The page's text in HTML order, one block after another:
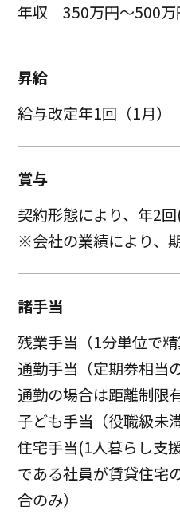
年収 350万円〜500万
昇給
給与改定年1回（1月）
賞与
契約形態により、年2
※会社の業績により、
諸手当
残業手当（1分単位で精
通勤手当（定期券相当
通勤の場合は距離制限
子ども手当（役職級未
住宅手当(1人暮らし支
である社員が賃貸住宅
合のみ）